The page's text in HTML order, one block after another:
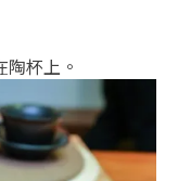
杯上。